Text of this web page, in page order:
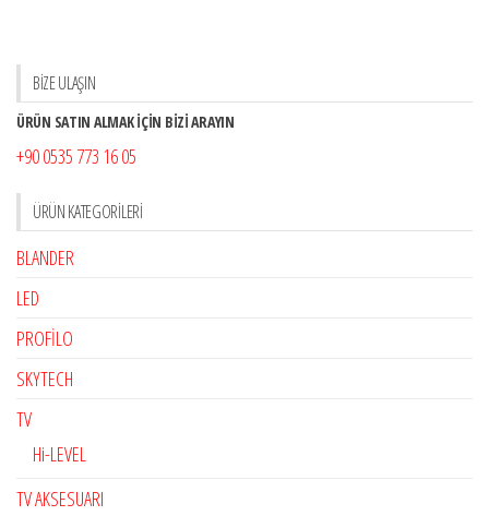
BİZE ULAŞIN
ÜRÜN SATIN ALMAK İÇİN BİZİ ARAYIN
+90 0535 773 16 05
ÜRÜN KATEGORILERI
BLANDER
LED
PROFİLO
SKYTECH
TV
Hi-LEVEL
TV AKSESUARI